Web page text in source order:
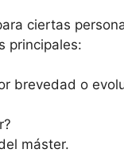
ciertas
principales:
brevedad o
máster.